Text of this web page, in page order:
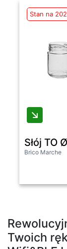
Stan na
Słój TO
Brico Marche
Twoich